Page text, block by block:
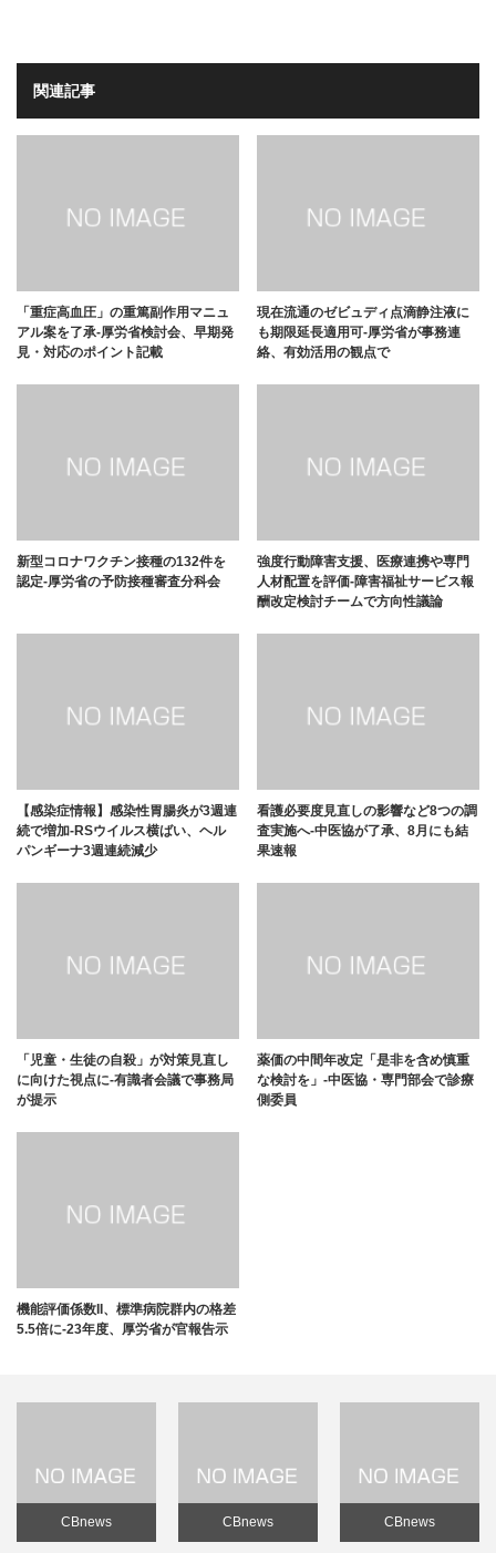
関連記事
「重症高血圧」の重篤副作用マニュ
アル案を了承-厚労省検討会、早期発
見・対応のポイント記載
現在流通のゼビュディ点滴静注液に
も期限延長適用可-厚労省が事務連
絡、有効活用の観点で
新型コロナワクチン接種の132件を
認定-厚労省の予防接種審査分科会
強度行動障害支援、医療連携や専門
人材配置を評価-障害福祉サービス報
酬改定検討チームで方向性議論
【感染症情報】感染性胃腸炎が3週連
続で増加-RSウイルス横ばい、ヘル
パンギーナ3週連続減少
看護必要度見直しの影響など8つの調
査実施へ-中医協が了承、8月にも結
果速報
「児童・生徒の自殺」が対策見直し
に向けた視点に-有識者会議で事務局
が提示
薬価の中間年改定「是非を含め慎重
な検討を」-中医協・専門部会で診療
側委員
機能評価係数II、標準病院群内の格差
5.5倍に-23年度、厚労省が官報告示
CBnews CBnews CBnews